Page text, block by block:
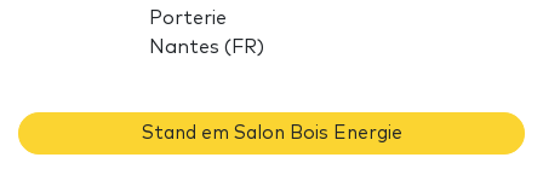
Porterie
Nantes (FR)
Stand em Salon Bois Energie